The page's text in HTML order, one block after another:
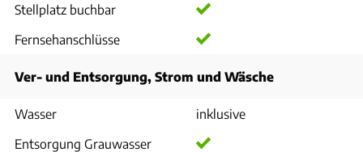
Stellplatz buchbar
Fernsehanschlüsse
Ver- und Entsorgung, Strom und Wäsche
Wasser
inklusive
Entsorgung Grauwasser